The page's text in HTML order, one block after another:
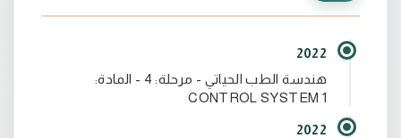
2022
هندسة الطب الحياتي - مرحلة: 4 - المادة:
CONTROL SYSTEM 1
2022